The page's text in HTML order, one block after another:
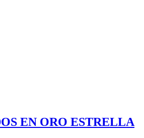
EN ORO ESTRELLA